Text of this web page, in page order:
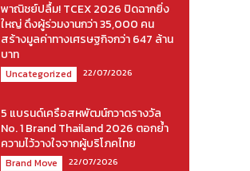
พาณิชย์ปลื้ม! TCEX 2026 ปิดฉากยิ่ง
ใหญ่ ดึงผู้ร่วมงานกว่า 35,000 คน
สร้างมูลค่าทางเศรษฐกิจกว่า 647 ล้าน
บาท
Uncategorized 22/07/2026
5 แบรนด์เครือสหพัฒน์กวาดรางวัล
No. 1 Brand Thailand 2026 ตอกย้ำ
ความไว้วางใจจากผู้บริโภคไทย
Brand Move 22/07/2026